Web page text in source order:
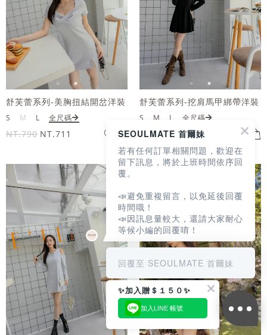
舒芙蕾系列-美胸扭結開岔洋裝
S M L 全尺碼
NT.790 NT.711
舒芙蕾系列-挖肩馬甲綁帶洋裝
S M L 全尺碼
NT.890 NT.801
SEOULMATE 首爾妹
若有任何訂單相關問題，歡迎在
留下訊息，將於上班時間依序回
覆。
📣避免重複留言，以免延後回覆
時間哦！
📣因訊息量較大，還請大家耐心
等候小編的回覆唷！
回覆至 SEOULMATE 首爾妹
✨加入贈＄１５０✨
加入LINE 帳號